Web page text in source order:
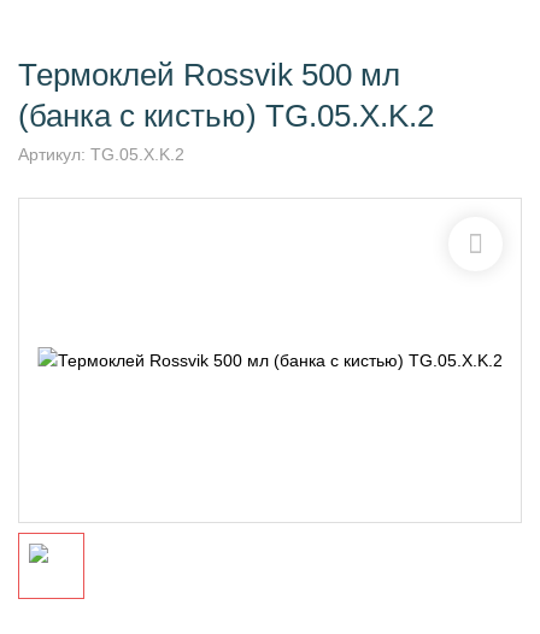
Термоклей Rossvik 500 мл
(банка с кистью) TG.05.X.K.2
Артикул: TG.05.X.K.2